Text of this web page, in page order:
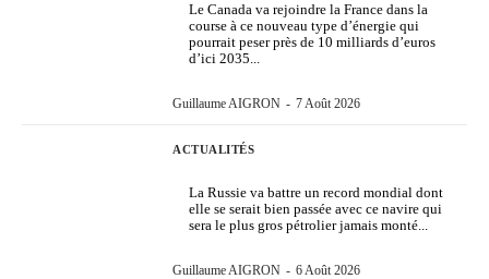
Le Canada va rejoindre la France dans la
course à ce nouveau type d’énergie qui
pourrait peser près de 10 milliards d’euros
d’ici 2035...
Guillaume AIGRON - 7 Août 2026
ACTUALITÉS
La Russie va battre un record mondial dont
elle se serait bien passée avec ce navire qui
sera le plus gros pétrolier jamais monté...
Guillaume AIGRON - 6 Août 2026